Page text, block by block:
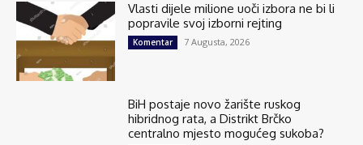
Vlasti dijele milione uoči izbora ne bi li
popravile svoj izborni rejting
Komentar 7 Augusta, 2026
BiH postaje novo žarište ruskog
hibridnog rata, a Distrikt Brčko
centralno mjesto mogućeg sukoba?